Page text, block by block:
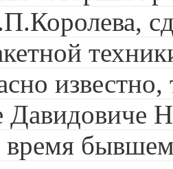
Давидовиче
время